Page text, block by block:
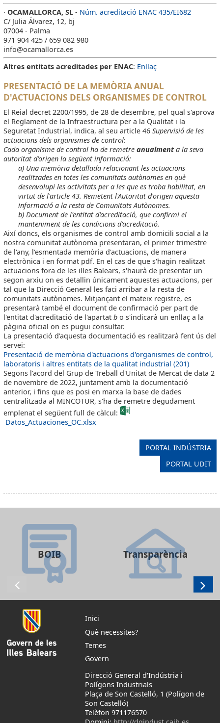
·OCAMALLORCA, SL - Núm. acreditació ENAC 435/EI682
C/ Julia Álvarez, 12, bj
07004 - Palma
971 904 425 / 659 082 980
info@ocamallorca.es
Altres entitats acreditades per ENAC: Enllaç
PRESENTACIÓ DE LA MEMÒRIA ANUAL
D'ACTUACIONS DELS ORGANISMES DE CONTROL
El Reial decret 2200/1995, de 28 de desembre, pel qual s'aprova
el Reglament de la Infraestructura per a la Qualitat i la
Seguretat Industrial, indica, al seu article 46Supervisió de les
actuacions dels organismes de control:
Cada organisme de control ha de remetreanualment a la seva
autoritat d'origen la següent informació:
a) Una memòria detallada relacionant les actuacions
realitzades en totes les comunitats autònomes en què
desenvolupi les activitats per a les que es troba habilitat, en
virtut de l'article 43. Remetent l'Autoritat d'origen aquesta
informació a la resta de Comunitats Autònomes.
b) Document de l'entitat d'acreditació, que confirmi el
manteniment de les condicions d'acreditació.
Així doncs, els organismes de control amb domicili social a la
nostra comunitat autònoma presentaran, el primer trimestre
de l'any, l'esmentada memòria d'actuacions, de manera
electrònica i en format pdf. En el cas de que s'hagin realitzat
actuacions fora de les illes Balears, s'haurà de presentar un
segon arxiu on es detallin únicament aquestes actuacions, per
tal que la Direcció General les faci arribar a la resta de
comunitats autònomes. Mitjançant el mateix registre, es
presentarà també el document de confirmació per part de
l'entitat d'acreditació de l'apartatb o s'indicarà un enllaç a la
pàgina oficial on es pugui consultar.
La presentació d'aquesta documentació es realitzarà fent ús del
servei:
Presentació de memòria d'actuacions d'organismes de control,
laboratoris i altres entitats de la qualitat industrial (201)
Segons l'acord del Grup de Treball d'Unitat de Mercat de data 2
de novembre de 2022, juntament amb la documentació
anterior, i fins que es posi en marxa la base de dades
centralitzada al MINCOTUR, s'ha de remetre degudament
emplenat el següent full de càlcul:
Datos_Actuaciones_OC.xlsx
PORTAL INDÚSTRIA
PORTAL UDIT
BOIB Transparència
Inici
Què necessites?
Temes
Govern
Direcció General d'Indústria i
Polígons Industrials
Plaça de Son Castelló, 1 (Polígon de
Son Castelló)
Telèfon 971176570